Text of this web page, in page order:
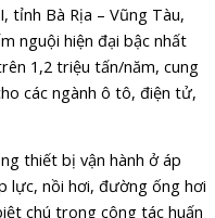
tỉnh Bà Rịa – Vũng Tàu,
nguội hiện đại bậc nhất
1,2 triệu tấn/năm, cung
các ngành ô tô, điện tử,
thiết bị vận hành ở áp
lực, nồi hơi, đường ống hơi
chú trọng công tác huấn